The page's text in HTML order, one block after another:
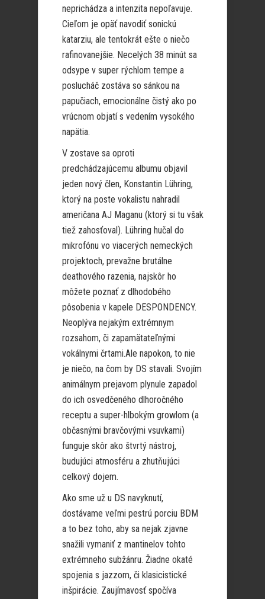
neprichádza a intenzita nepoľavuje.
Cieľom je opäť navodiť sonickú
katarziu, ale tentokrát ešte o niečo
rafinovanejšie. Necelých 38 minút sa
odsype v super rýchlom tempe a
poslucháč zostáva so sánkou na
papučiach, emocionálne čistý ako po
vrúcnom objatí s vedením vysokého
napätia.
V zostave sa oproti
predchádzajúcemu albumu objavil
jeden nový člen, Konstantin Lühring,
ktorý na poste vokalistu nahradil
američana AJ Maganu (ktorý si tu však
tiež zahosťoval). Lühring hučal do
mikrofónu vo viacerých nemeckých
projektoch, prevažne brutálne
deathového razenia, najskôr ho
môžete poznať z dlhodobého
pôsobenia v kapele DESPONDENCY.
Neoplýva nejakým extrémnym
rozsahom, či zapamätateľnými
vokálnymi črtami.Ale napokon, to nie
je niečo, na čom by DS stavali. Svojím
animálnym prejavom plynule zapadol
do ich osvedčeného dlhoročného
receptu a super-hlbokým growlom (a
občasnými bravčovými vsuvkami)
funguje skôr ako štvrtý nástroj,
budujúci atmosféru a zhutňujúci
celkový dojem.
Ako sme už u DS navyknutí,
dostávame veľmi pestrú porciu BDM
a to bez toho, aby sa nejak zjavne
snažili vymaniť z mantinelov tohto
extrémneho subžánru. Žiadne okaté
spojenia s jazzom, či klasicistické
inšpirácie. Zaujímavosť spočíva